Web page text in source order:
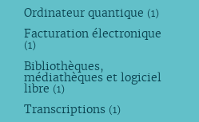
Ordinateur quantique (1)
Facturation électronique
(1)
Bibliothèques,
médiathèques et logiciel
libre (1)
Transcriptions (1)